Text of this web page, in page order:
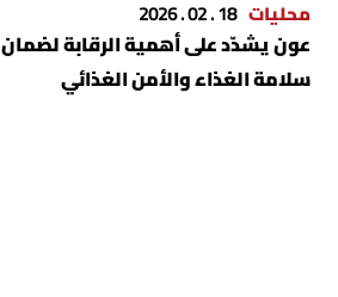
محليات 18 . 02 . 2026
عون يشدّد على أهمية الرقابة لضمان
سلامة الغذاء والأمن الغذائي